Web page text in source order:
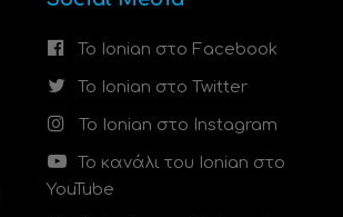
Το Ionian στο Facebook
Το Ionian στο Twitter
Το Ionian στο Instagram
Το κανάλι του Ionian στο
YouTube